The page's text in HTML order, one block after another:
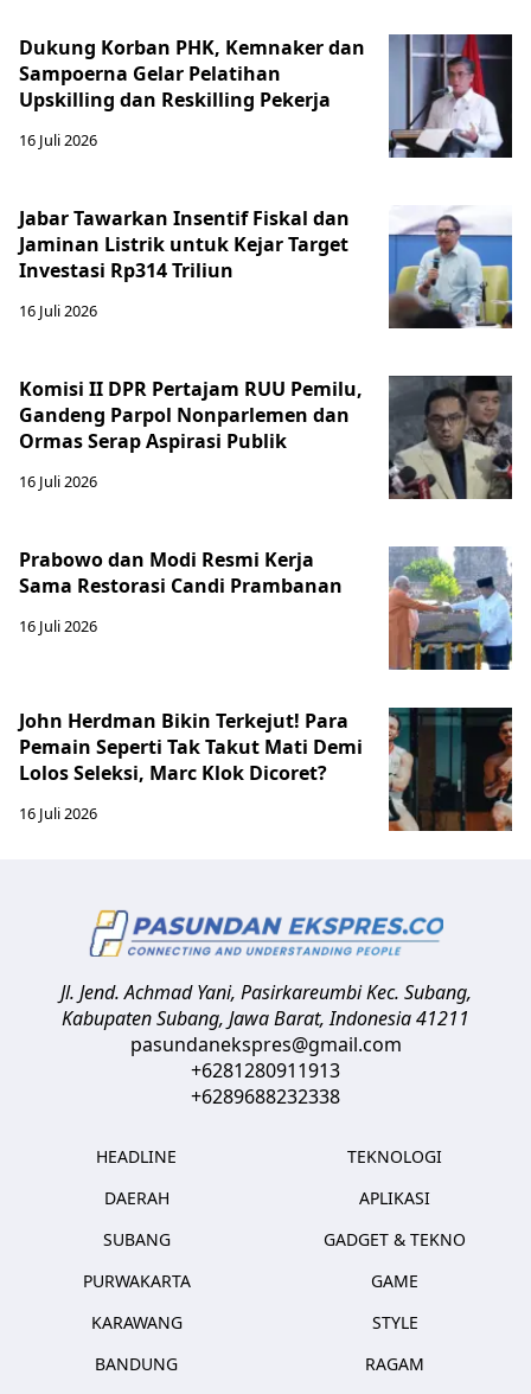
Dukung Korban PHK, Kemnaker dan
Sampoerna Gelar Pelatihan
Upskilling dan Reskilling Pekerja
16 Juli 2026
Jabar Tawarkan Insentif Fiskal dan
Jaminan Listrik untuk Kejar Target
Investasi Rp314 Triliun
16 Juli 2026
Komisi II DPR Pertajam RUU Pemilu,
Gandeng Parpol Nonparlemen dan
Ormas Serap Aspirasi Publik
16 Juli 2026
Prabowo dan Modi Resmi Kerja
Sama Restorasi Candi Prambanan
16 Juli 2026
John Herdman Bikin Terkejut! Para
Pemain Seperti Tak Takut Mati Demi
Lolos Seleksi, Marc Klok Dicoret?
16 Juli 2026
Jl. Jend. Achmad Yani, Pasirkareumbi Kec. Subang,
Kabupaten Subang, Jawa Barat,Indonesia41211
pasundanekspres@gmail.com
+6281280911913
+6289688232338
HEADLINE
DAERAH
SUBANG
PURWAKARTA
KARAWANG
BANDUNG
TEKNOLOGI
APLIKASI
GADGET & TEKNO
GAME
STYLE
RAGAM